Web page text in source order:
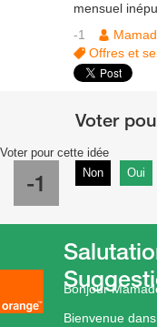
mensuel
-1
Offres et
Voter pour cette idée
-1 Non Oui
Bonjour
Bienvenue